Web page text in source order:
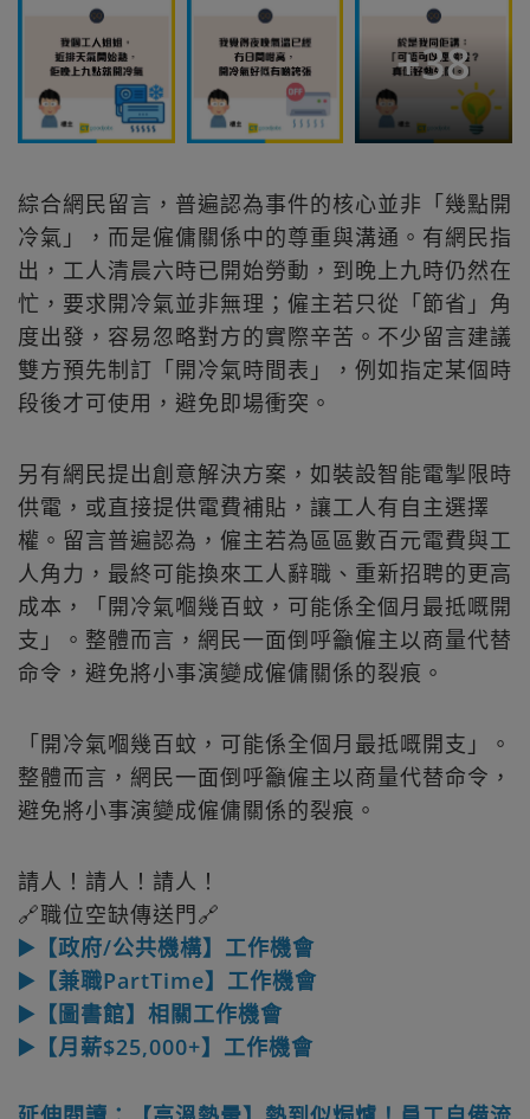
+38
綜合網民留言，普遍認為事件的核心並非「幾點開
冷氣」，而是僱傭關係中的尊重與溝通。有網民指
出，工人清晨六時已開始勞動，到晚上九時仍然在
忙，要求開冷氣並非無理；僱主若只從「節省」角
度出發，容易忽略對方的實際辛苦。不少留言建議
雙方預先制訂「開冷氣時間表」，例如指定某個時
段後才可使用，避免即場衝突。
另有網民提出創意解決方案，如裝設智能電掣限時
供電，或直接提供電費補貼，讓工人有自主選擇
權。留言普遍認為，僱主若為區區數百元電費與工
人角力，最終可能換來工人辭職、重新招聘的更高
成本，「開冷氣嗰幾百蚊，可能係全個月最抵嘅開
支」。整體而言，網民一面倒呼籲僱主以商量代替
命令，避免將小事演變成僱傭關係的裂痕。
「開冷氣嗰幾百蚊，可能係全個月最抵嘅開支」。
整體而言，網民一面倒呼籲僱主以商量代替命令，
避免將小事演變成僱傭關係的裂痕。
請人！請人！請人！
🔗職位空缺傳送門🔗
▶️【政府/公共機構】工作機會
▶️【兼職PartTime】工作機會
▶️【圖書館】相關工作機會
▶️【月薪$25,000+】工作機會